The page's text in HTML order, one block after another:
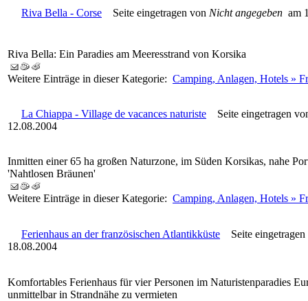
Riva Bella - Corse Seite eingetragen von Nicht angegeben am
Riva Bella: Ein Paradies am Meeresstrand von Korsika
Weitere Einträge in dieser Kategorie: Camping, Anlagen, Hotels »
La Chiappa - Village de vacances naturiste Seite eingetragen
12.08.2004
Inmitten einer 65 ha großen Naturzone, im Süden Korsikas, nahe
'Nahtlosen Bräunen'
Weitere Einträge in dieser Kategorie: Camping, Anlagen, Hotels »
Ferienhaus an der französischen Atlantikküste Seite
18.08.2004
Komfortables Ferienhaus für vier Personen im Naturistenparadies
unmittelbar in Strandnähe zu vermieten